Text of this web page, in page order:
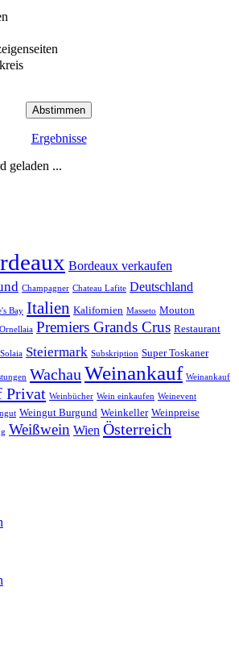
Ergebnisse
geladen ...
Bordeaux verkaufen
Champagner Chateau Lafite Deutschland
Bay Italien Kalifornien Masseto Mouton
Ornellaia Premiers Grands Crus Restaurant
Solaia Steiermark Subskription Super Toskaner
Wachau Weinankauf Weinankauf
Privat Weinbücher Wein einkaufen Weinevent
Weingut Burgund Weinkeller Weinpreise
Weißwein Wien Österreich